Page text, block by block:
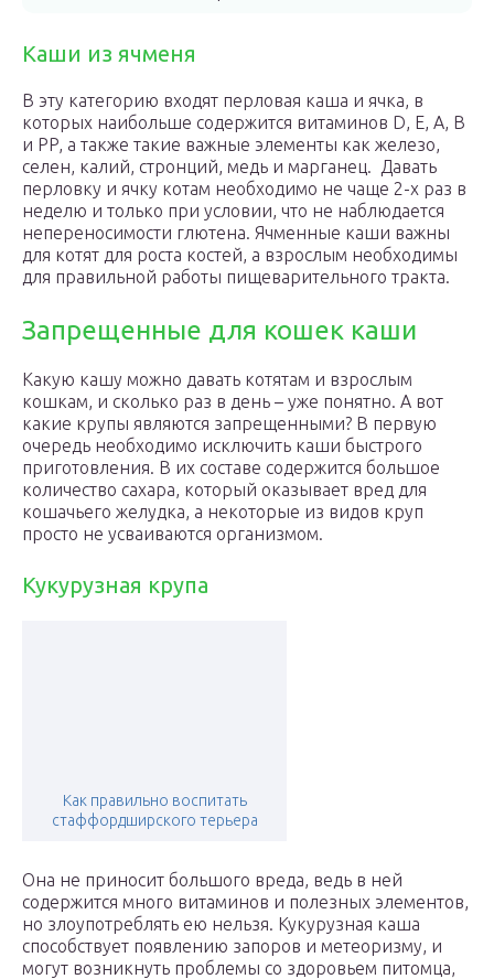
Каши из ячменя
В эту категорию входят перловая каша и ячка, в
которых наибольше содержится витаминов D, E, A, B
и PP, а также такие важные элементы как железо,
селен, калий, стронций, медь и марганец. Давать
перловку и ячку котам необходимо не чаще 2-х раз в
неделю и только при условии, что не наблюдается
непереносимости глютена. Ячменные каши важны
для котят для роста костей, а взрослым необходимы
для правильной работы пищеварительного тракта.
Запрещенные для кошек каши
Какую кашу можно давать котятам и взрослым
кошкам, и сколько раз в день – уже понятно. А вот
какие крупы являются запрещенными? В первую
очередь необходимо исключить каши быстрого
приготовления. В их составе содержится большое
количество сахара, который оказывает вред для
кошачьего желудка, а некоторые из видов круп
просто не усваиваются организмом.
Кукурузная крупа
Как правильно воспитать
стаффордширского терьера
Она не приносит большого вреда, ведь в ней
содержится много витаминов и полезных элементов,
но злоупотреблять ею нельзя. Кукурузная каша
способствует появлению запоров и метеоризму, и
могут возникнуть проблемы со здоровьем питомца,